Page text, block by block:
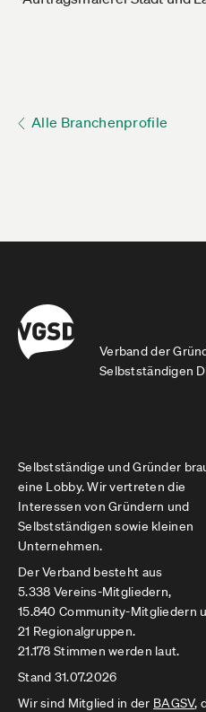
Alle Branchenprofile
Verband der
Selbstständigen
Selbstständige und Gründer
eine Lobby. Wir vertreten die
Interessen von Gründern und
Selbstständigen sowie kleinen
Unternehmen.
Der Verband besteht aus
5.338 Vereins-Mitgliedern,
15.840 Community-Mitgliedern
21 Regionalgruppen.
21.178 Stimmen werden laut.
Stand 31.07.2026
Wir sind Mitglied in der BAGSV,